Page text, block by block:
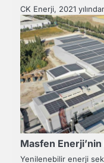
CK Enerji, 2021
Masfen
Yenilenebilir enerji